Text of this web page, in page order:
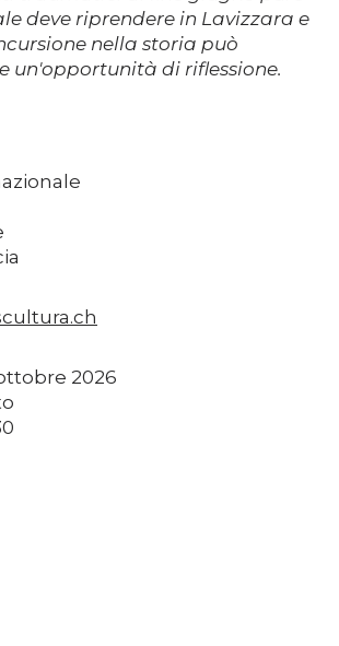
deve riprendere in Lavizzara e
nella storia può
un'opportunità di riflessione.
2026